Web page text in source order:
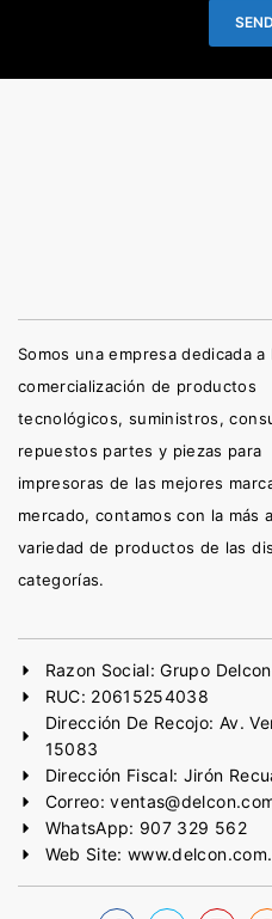
SEND
Somos una empresa dedicada a
comercialización de productos
tecnológicos, suministros,
repuestos partes y piezas para
impresoras de las mejores
mercado, contamos con la más
variedad de productos de las
categorías.
Razon Social: Grupo
RUC: 20615254038
Dirección De Recojo: Av.
15083
Dirección Fiscal: Jirón
Correo:
WhatsApp: 907 329 562
Web Site: